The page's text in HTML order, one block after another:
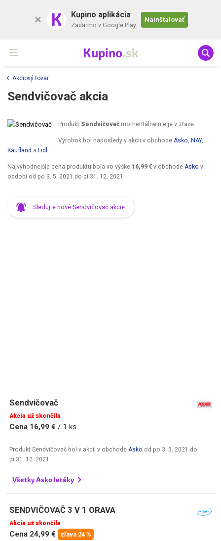
K Kupino aplikácia
Zadarmo v Google Play
Nainštalovať
Kupino.sk
Akciový tovar
Sendvičovač akcia
Produkt Sendvičovačmomentálne nie je v zľave.
Výrobok bol naposledy v akcii v obchode Asko NAY,
Kaufland a Lidl
Najvýhodnejšia cena produktu bola vo výške 16,99 € v obchode Asko v
období od po 3. 5. 2021 do pi 31. 12. 2021
Sledujte nové Sendvičovač akcie
Sendvičovač
Akcia už skončila
Cena 16,99 € / 1 ks
Produkt Sendvičovač bol v akcii v obchode Asko od po 3. 5. 2021 do
pi 31. 12. 2021
Všetky Asko letáky
SENDVIČOVAČ 3 V 1 ORAVA
Akcia už skončila
Cena 24,99 € zľava 24 %